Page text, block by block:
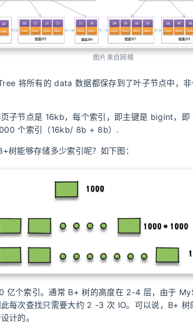
图片来自网络
将所有的 data 数据都保存到了叶子节点中，
子节点是 16kb，每个索引，即主键是 bigint，
个索引（16kb/ 8b + 8b）.
树能够存储多少索引呢？如下图：
亿个索引。通常 B+ 树的高度在 2-4 层，由于
每次查找只需要大约 2 -3 次 IO。可以说，B+ 树
计的。